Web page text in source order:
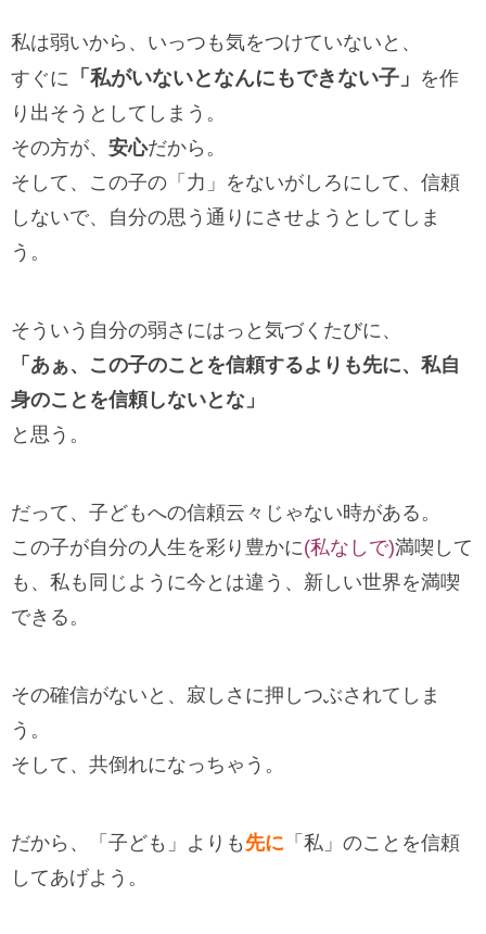
私は弱いから、いっつも気をつけていないと、
すぐに 「私がいないとなんにもできない子」 を作
り出そうとしてしまう。
その方が、 安心だから。
そして、この子の「力」をないがしろにして、信頼
しないで、自分の思う通りにさせようとしてしま
う。
そういう自分の弱さにはっと気づくたびに、
「あぁ、この子のことを信頼するよりも先に、私自
身のことを信頼しないとな」
と思う。
だって、子どもへの信頼云々じゃない時がある。
この子が自分の人生を彩り豊かに(私なしで)満喫して
も、私も同じように今とは違う、新しい世界を満喫
できる。
その確信がないと、寂しさに押しつぶされてしま
う。
そして、共倒れになっちゃう。
だから、「子ども」よりも 先に 「私」のことを信頼
してあげよう。